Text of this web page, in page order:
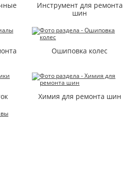
Инструмент для ремонта
шин
Ошиповка колес
Химия для ремонта шин